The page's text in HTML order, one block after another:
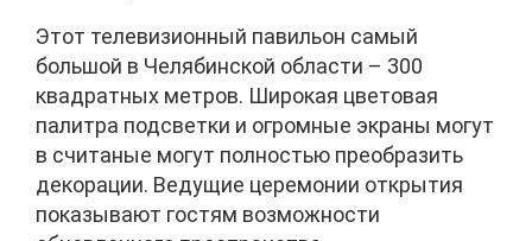
Этот телевизионный павильон самый
большой в Челябинской области – 300
квадратных метров. Широкая цветовая
палитра подсветки и огромные экраны могут
в считаные могут полностью преобразить
декорации. Ведущие церемонии открытия
показывают гостям возможности